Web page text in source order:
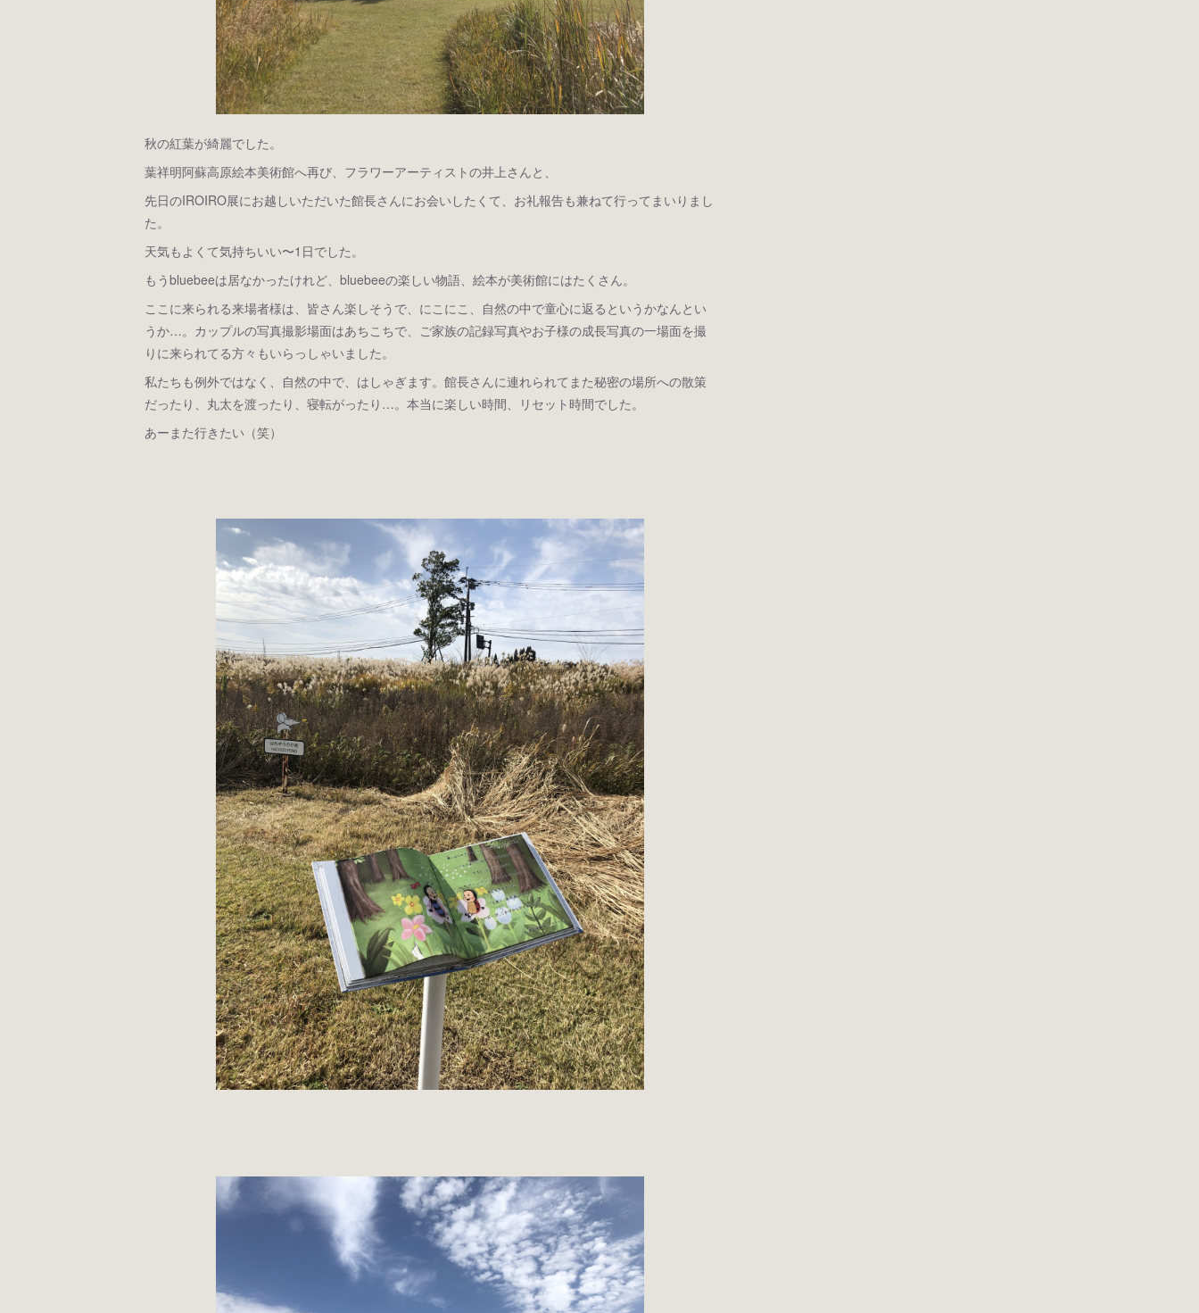
秋の紅葉が綺麗でした。
葉祥明阿蘇高原絵本美術館へ再び、フラワーアーティストの井上さんと、
先日のIROIRO展にお越しいただいた館長さんにお会いしたくて、お礼報告も兼ねて行ってまいりまし
た。
天気もよくて気持ちいい〜1日でした。
もうbluebeeは居なかったけれど、bluebeeの楽しい物語、絵本が美術館にはたくさん。
ここに来られる来場者様は、皆さん楽しそうで、にこにこ、自然の中で童心に返るというかなんとい
うか…。カップルの写真撮影場面はあちこちで、ご家族の記録写真やお子様の成長写真の一場面を撮
りに来られてる方々もいらっしゃいました。
私たちも例外ではなく、自然の中で、はしゃぎます。館長さんに連れられてまた秘密の場所への散策
だったり、丸太を渡ったり、寝転がったり…。本当に楽しい時間、リセット時間でした。
あーまた行きたい（笑）